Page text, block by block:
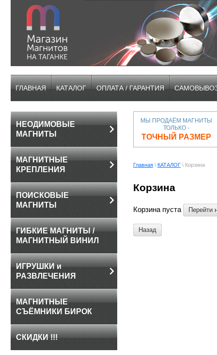
ГЛАВНАЯ КАТАЛОГ ОПЛАТА / ГАРАНТИЯ
МЫ ПРОДАЁМ МАГНИТЫ
ТОЛЬКО -
ТОЧНЫЙ РАЗМЕР
Главная \ КАТАЛОГ \ Корзина
Корзина
Корзина пуста Перейти
Назад
НЕОДИМОВЫЕ
МАГНИТЫ
МАГНИТНЫЕ
КРЕПЛЕНИЯ
ПОИСКОВЫЕ
МАГНИТЫ
ГИБКИЕ МАГНИТЫ /
МАГНИТНЫЙ ВИНИЛ
ИГРУШКИ и
РАЗВЛЕЧЕНИЯ
МАГНИТНЫЕ
СЪЁМНИКИ БИРОК
СКИДКИ !!!